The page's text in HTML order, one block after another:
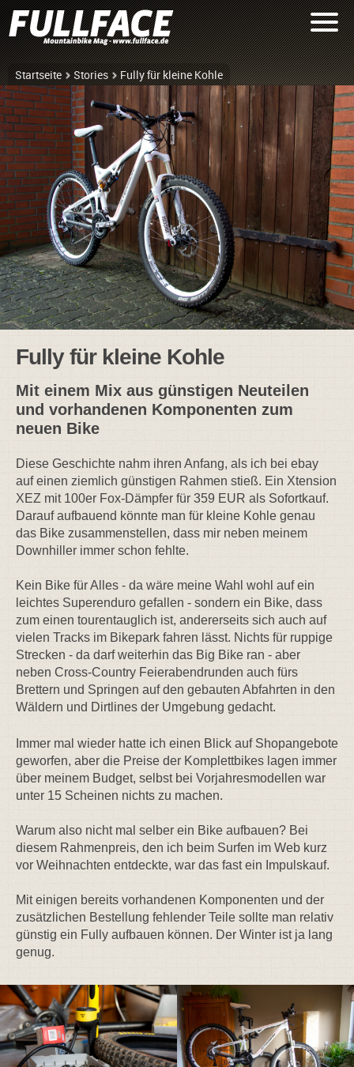
Startseite Stories Fully für kleine Kohle
Fully für kleine Kohle
Mit einem Mix aus günstigen Neuteilen
und vorhandenen Komponenten zum
neuen Bike
Diese Geschichte nahm ihren Anfang, als ich bei ebay
auf einen ziemlich günstigen Rahmen stieß. Ein Xtension
XEZ mit 100er Fox-Dämpfer für 359 EUR als Sofortkauf.
Darauf aufbauend könnte man für kleine Kohle genau
das Bike zusammenstellen, dass mir neben meinem
Downhiller immer schon fehlte.
Kein Bike für Alles - da wäre meine Wahl wohl auf ein
leichtes Superenduro gefallen - sondern ein Bike, dass
zum einen tourentauglich ist, andererseits sich auch auf
vielen Tracks im Bikepark fahren lässt. Nichts für ruppige
Strecken - da darf weiterhin das Big Bike ran - aber
neben Cross-Country Feierabendrunden auch fürs
Brettern und Springen auf den gebauten Abfahrten in den
Wäldern und Dirtlines der Umgebung gedacht.
Immer mal wieder hatte ich einen Blick auf Shopangebote
geworfen, aber die Preise der Komplettbikes lagen immer
über meinem Budget, selbst bei Vorjahresmodellen war
unter 15 Scheinen nichts zu machen.
Warum also nicht mal selber ein Bike aufbauen? Bei
diesem Rahmenpreis, den ich beim Surfen im Web kurz
vor Weihnachten entdeckte, war das fast ein Impulskauf.
Mit einigen bereits vorhandenen Komponenten und der
zusätzlichen Bestellung fehlender Teile sollte man relativ
günstig ein Fully aufbauen können. Der Winter ist ja lang
genug.